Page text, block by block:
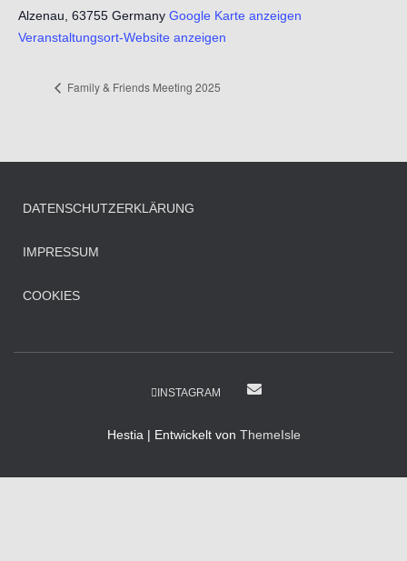
Alzenau 63755 Germany Google Karte anzeigen
Veranstaltungsort-Website anzeigen
Family & Friends Meeting 2025
DATENSCHUTZERKLÄRUNG
IMPRESSUM
COOKIES
INSTAGRAM
Hestia | Entwickelt von ThemeIsle